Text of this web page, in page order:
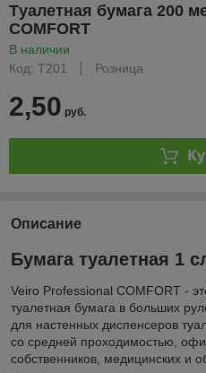
Tуалетная бумага 200
COMFORT
В наличии
Код: T201
Розница
2,50 руб.
Описание
Бумага туалетная 1
Veiro Professional COMFORT -
туалетная бумага в больших
для настенных диспенсеров
со средней проходимостью,
собственников, медицинских и